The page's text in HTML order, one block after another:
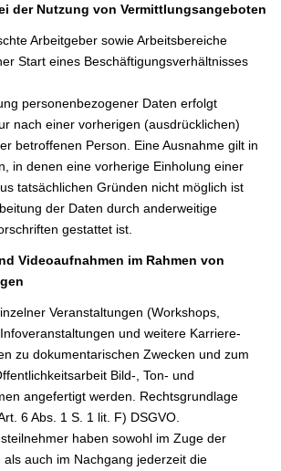
der Nutzung von Vermittlungsangeboten
Arbeitgeber sowie Arbeitsbereiche
Start eines Beschäftigungsverhältnisses
personenbezogener Daten erfolgt
nach einer vorherigen (ausdrücklichen)
betroffenen Person. Eine Ausnahme gilt in
in denen eine vorherige Einholung einer
tatsächlichen Gründen nicht möglich ist
der Daten durch anderweitige
gestattet ist.
Videoaufnahmen im Rahmen von
Veranstaltungen (Workshops,
und weitere Karriere-
zu dokumentarischen Zwecken und zum
Bild-, Ton- und
angefertigt werden. Rechtsgrundlage
6 Abs. 1 S. 1 lit. F) DSGVO.
haben sowohl im Zuge der
als auch im Nachgang jederzeit die